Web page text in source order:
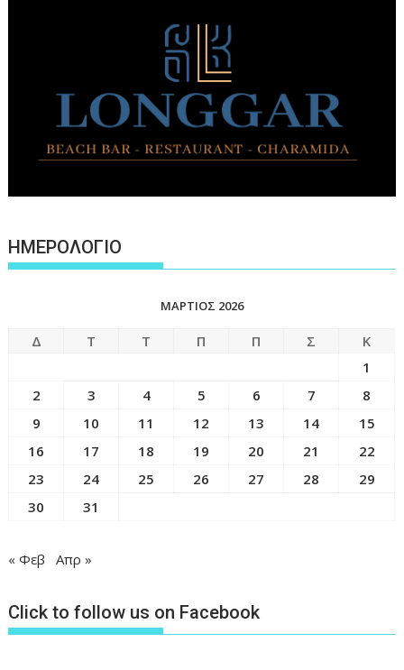
ΗΜΕΡΟΛΟΓΙΟ
ΜΆΡΤΙΟΣ 2026
Δ Τ Τ Π Π Σ
Κ
1
2
3 4 5 6 7
8
9
10 11 12 13 14
15
16
17 18 19 20 21
22
23
24 25 26 27 28
29
30
31
« Φεβ Απρ »
Click to follow us on Facebook